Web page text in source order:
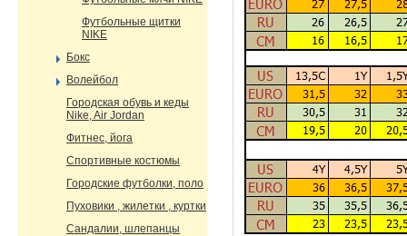
Футбольные щитки
NIKE
Бокс
Волейбол
Городская обувь и кеды
Nike, Air Jordan
Фитнес, йога
Спортивные костюмы
Городские футболки, поло
Пуховики , жилетки , куртки
Сандалии, шлепанцы